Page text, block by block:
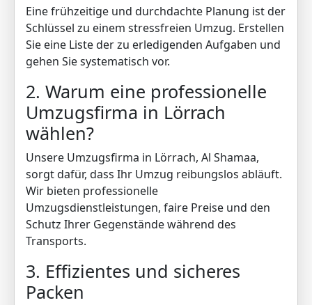
Eine frühzeitige und durchdachte Planung ist der
Schlüssel zu einem stressfreien Umzug. Erstellen
Sie eine Liste der zu erledigenden Aufgaben und
gehen Sie systematisch vor.
2. Warum eine professionelle
Umzugsfirma in Lörrach
wählen?
Unsere Umzugsfirma in Lörrach, Al Shamaa,
sorgt dafür, dass Ihr Umzug reibungslos abläuft.
Wir bieten professionelle
Umzugsdienstleistungen, faire Preise und den
Schutz Ihrer Gegenstände während des
Transports.
3. Effizientes und sicheres
Packen